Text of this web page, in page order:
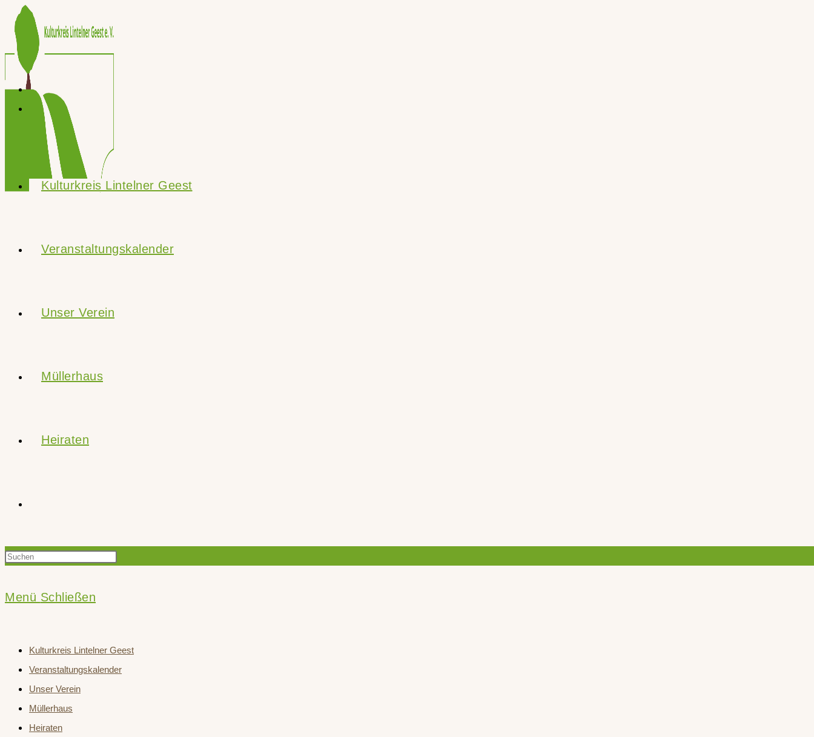
Zum
Inhalt
springen
Kulturkreis Lintelner Geest
Veranstaltungskalender
Unser Verein
Müllerhaus
Heiraten
Suche
Press
search
panel.
Menü Schließen
Kulturkreis Lintelner Geest
Veranstaltungskalender
Unser Verein
Müllerhaus
Heiraten